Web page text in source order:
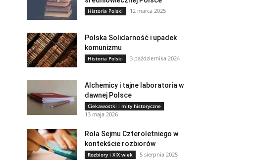
Historia Polski 12 marca 2025
Polska Solidarność i upadek
komunizmu
Historia Polski 3 października 2024
Alchemicy i tajne laboratoria w
dawnej Polsce
Ciekawostki i mity historyczne
13 maja 2026
Rola Sejmu Czteroletniego w
kontekście rozbiorów
Rozbiory i XIX wiek 5 sierpnia 2025